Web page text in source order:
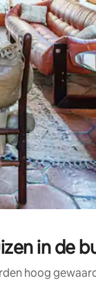
in de
hoog